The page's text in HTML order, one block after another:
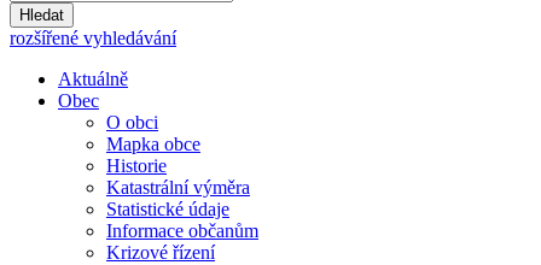
Hledat
rozšířené vyhledávání
Aktuálně
Obec
O obci
Mapka obce
Historie
Katastrální výměra
Statistické údaje
Informace občanům
Krizové řízení